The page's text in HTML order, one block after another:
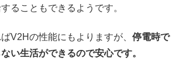
ることもできるようです。
V2Hの性能にもよりますが、 停電時で
い生活ができるので安心です。